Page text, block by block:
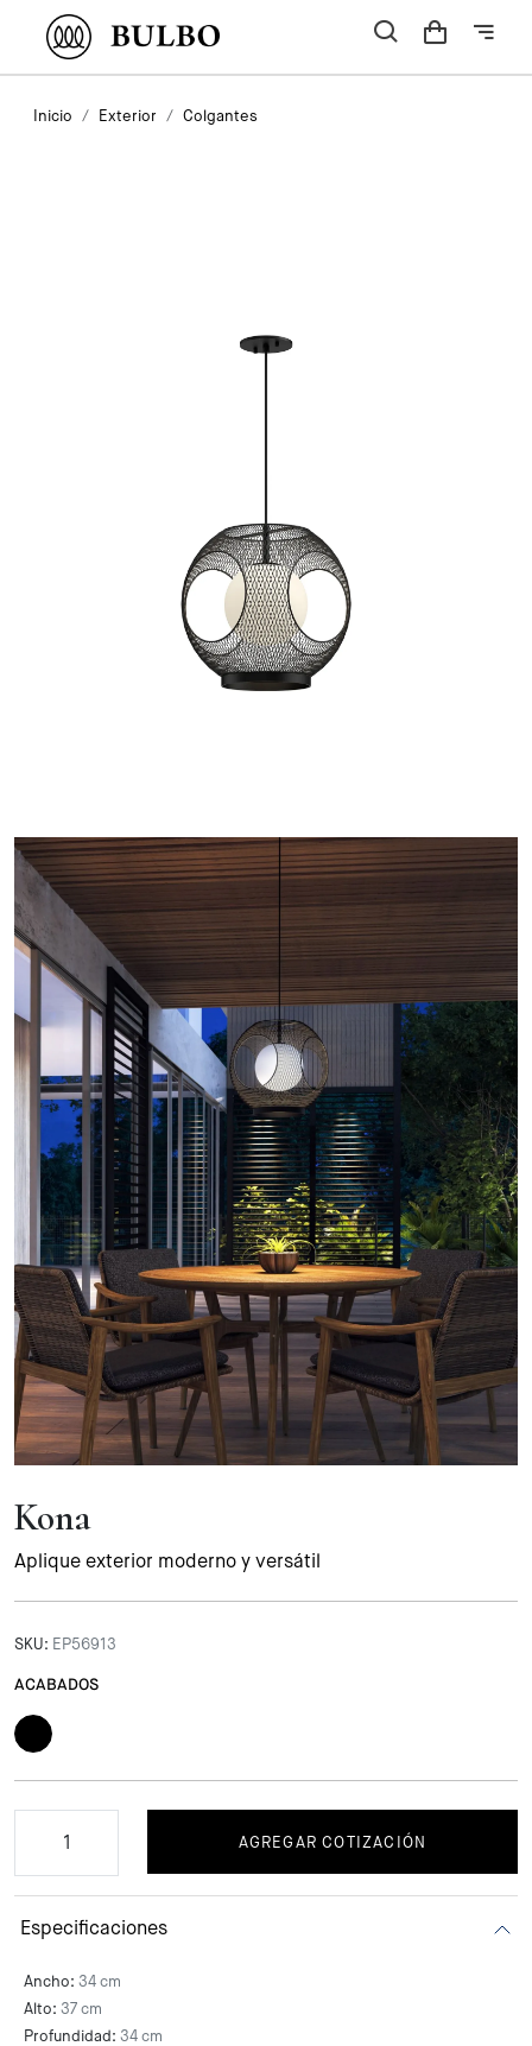
Inicio Exterior Colgantes
Kona
Aplique exterior moderno y versátil
SKU: EP56913
ACABADOS
AGREGAR COTIZACIÓN
Especificaciones
Ancho: 34 cm
Alto: 37 cm
Profundidad: 34 cm